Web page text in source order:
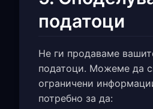
податоци
Не ги продаваме
податоци. Можеме да
ограничени
потребно за да: